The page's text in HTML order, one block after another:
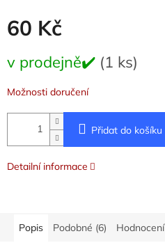
60 Kč
cena:
v prodejně✔️ (1 ks)
Možnosti doručení
Přidat do košíku
Detailní informace
Popis Podobné (6) Hodnocení